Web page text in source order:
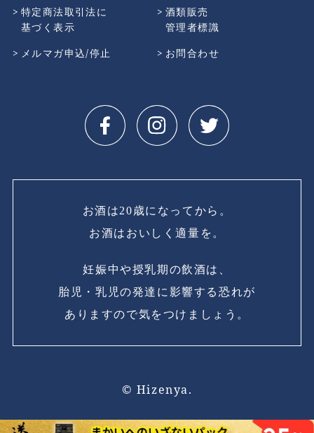
特定商法取引法に
基づく表示
酒類販売
管理者標識
メルマガ申込/停止
お問合わせ
お酒は20歳になってから。
お酒はおいしく適量を。
妊娠中や授乳期の飲酒は、
胎児・乳児の発達に影響する恐れが
ありますので気をつけましょう。
© Hizenya.